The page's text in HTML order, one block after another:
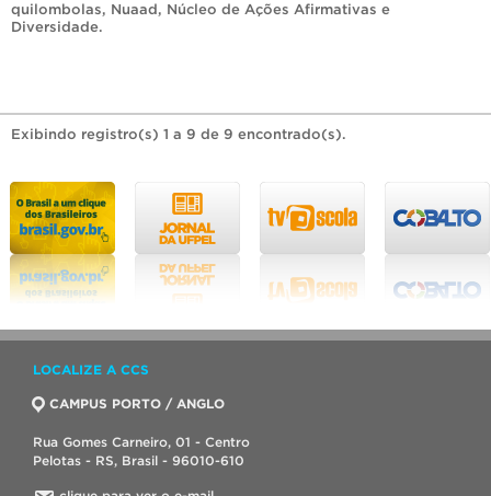
quilombolas, Nuaad, Núcleo de Ações Afirmativas e
Diversidade.
Exibindo registro(s) 1 a 9 de 9 encontrado(s).
LOCALIZE A CCS
CAMPUS PORTO / ANGLO
Rua Gomes Carneiro, 01 - Centro
Pelotas - RS, Brasil - 96010-610